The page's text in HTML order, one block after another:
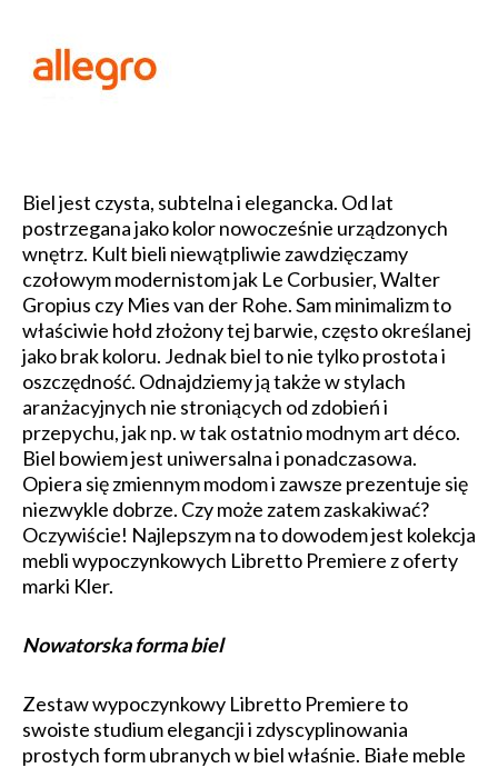
Biel jest czysta, subtelna i elegancka. Od lat
postrzegana jako kolor nowocześnie urządzonych
wnętrz. Kult bieli niewątpliwie zawdzięczamy
czołowym modernistom jak Le Corbusier, Walter
Gropius czy Mies van der Rohe. Sam minimalizm to
właściwie hołd złożony tej barwie, często określanej
jako brak koloru. Jednak biel to nie tylko prostota i
oszczędność. Odnajdziemy ją także w stylach
aranżacyjnych nie stroniących od zdobień i
przepychu, jak np. w tak ostatnio modnym art déco.
Biel bowiem jest uniwersalna i ponadczasowa.
Opiera się zmiennym modom i zawsze prezentuje się
niezwykle dobrze. Czy może zatem zaskakiwać?
Oczywiście! Najlepszym na to dowodem jest kolekcja
mebli wypoczynkowych Libretto Premiere z oferty
marki Kler.
Nowatorska forma biel
Zestaw wypoczynkowy Libretto Premiere to
swoiste studium elegancji i zdyscyplinowania
prostych form ubranych w biel właśnie. Białe meble